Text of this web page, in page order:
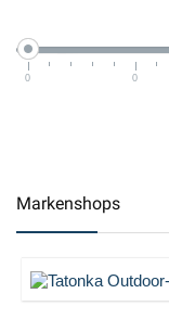
0 0
Markenshops